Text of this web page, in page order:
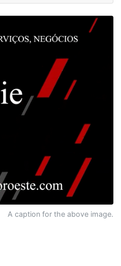
A caption for the above image.